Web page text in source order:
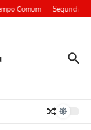
Comum Segunda-